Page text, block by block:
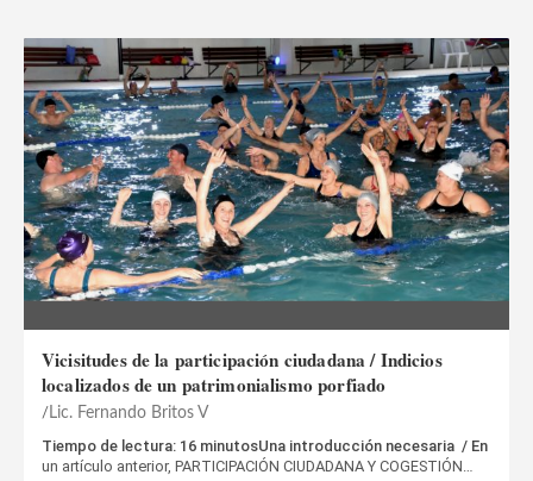
Vicisitudes de la participación ciudadana / Indicios
localizados de un patrimonialismo porfiado
Lic. Fernando Britos V
Tiempo de lectura: 16 minutosUna introducción necesaria / En
un artículo anterior, PARTICIPACIÓN CIUDADANA Y COGESTIÓN…